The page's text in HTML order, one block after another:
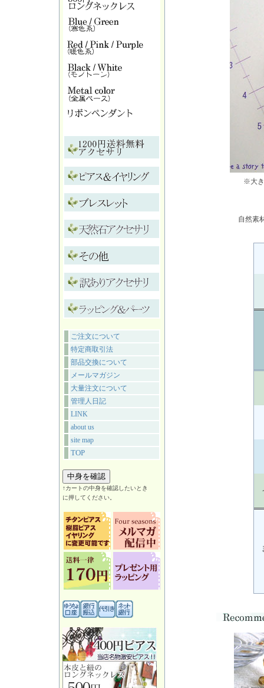
ご注文について
特定商取引法
部品交換について
メールマガジン
大量注文について
管理人日記
LINK
about us
site map
TOP
↑カートの中身を確認したいとき
に押してください。
※大き
自然素